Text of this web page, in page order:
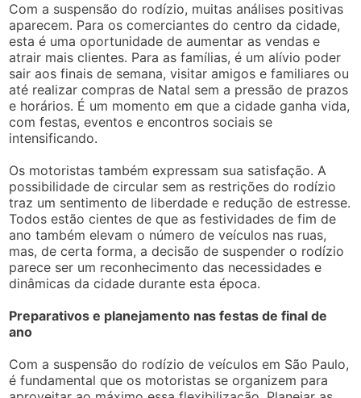
Com a suspensão do rodízio, muitas análises positivas
aparecem. Para os comerciantes do centro da cidade,
esta é uma oportunidade de aumentar as vendas e
atrair mais clientes. Para as famílias, é um alívio poder
sair aos finais de semana, visitar amigos e familiares ou
até realizar compras de Natal sem a pressão de prazos
e horários. É um momento em que a cidade ganha vida,
com festas, eventos e encontros sociais se
intensificando.
Os motoristas também expressam sua satisfação. A
possibilidade de circular sem as restrições do rodízio
traz um sentimento de liberdade e redução de estresse.
Todos estão cientes de que as festividades de fim de
ano também elevam o número de veículos nas ruas,
mas, de certa forma, a decisão de suspender o rodízio
parece ser um reconhecimento das necessidades e
dinâmicas da cidade durante esta época.
Preparativos e planejamento nas festas de final de
ano
Com a suspensão do rodízio de veículos em São Paulo,
é fundamental que os motoristas se organizem para